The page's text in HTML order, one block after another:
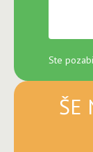
Ste
ŠE